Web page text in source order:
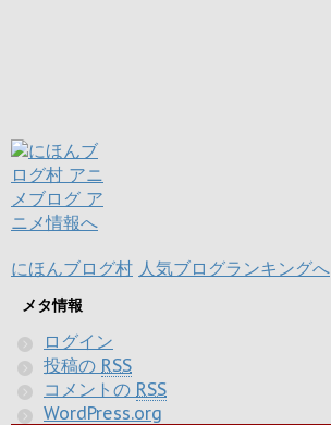
にほんブログ村 人気ブログランキングへ
メタ情報
ログイン
投稿の RSS
コメントの RSS
WordPress.org